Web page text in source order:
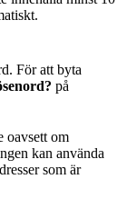
För att byta
på
oavsett om
kan använda
som är